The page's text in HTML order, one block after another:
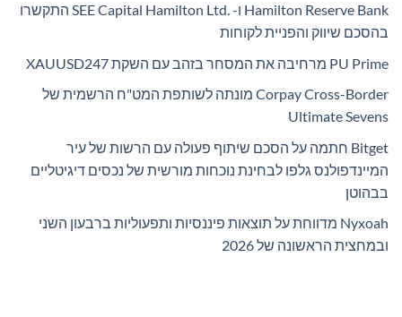
Hamilton Reserve Bank ו- SEE Capital Hamilton Ltd.‎ התקשרו
בהסכם שיווק והפניית לקוחות
PU Prime מרחיבה את המסחר בזהב עם השקת XAUUSD247
Corpay Cross-Border מונתה לשותפת המט"ח הרשמית של
Ultimate Sevens
Bitget חתמה על הסכם שיתוף פעולה עם הרשות של עיר
המיינדפולנס גלפו לבחינת נוכחות מורשית של נכסים דיגיטליים
בבהוטן
Nyxoah מדווחת על תוצאות פיננסיות ותפעוליות ברבעון השני
ובמחצית הראשונה של 2026